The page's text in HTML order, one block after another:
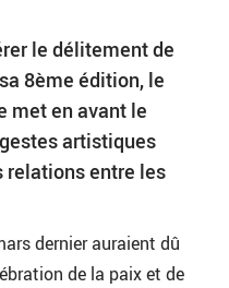
le délitement de
8ème édition, le
met en avant le
artistiques
relations entre les
dernier auraient dû
de la paix et de